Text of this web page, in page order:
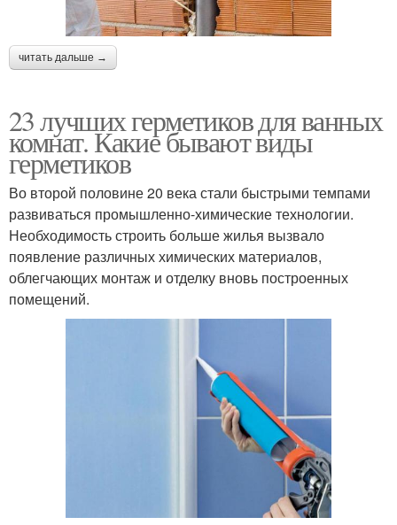
читать дальше →
23 лучших герметиков для ванных
комнат. Какие бывают виды
герметиков
Во второй половине 20 века стали быстрыми темпами
развиваться промышленно-химические технологии.
Необходимость строить больше жилья вызвало
появление различных химических материалов,
облегчающих монтаж и отделку вновь построенных
помещений.